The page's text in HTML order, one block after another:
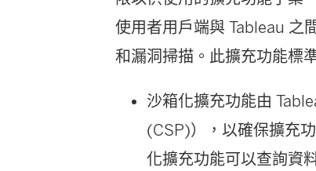
開
啟
)
使用者用戶端與 Tableau 之
和漏洞掃描。此擴充功能標
沙箱化擴充功能由
(CSP)），以確保擴充
化擴充功能可以查詢資